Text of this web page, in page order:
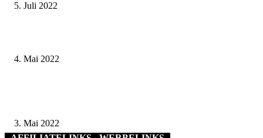
5. Juli 2022
4. Mai 2022
3. Mai 2022